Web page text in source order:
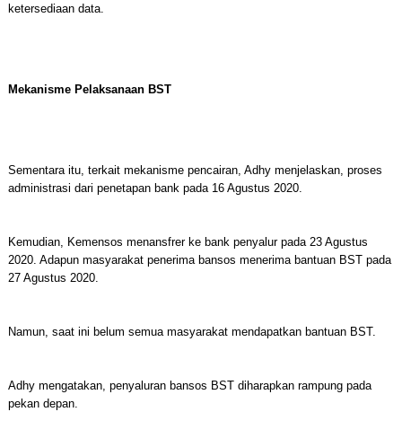
ketersediaan data.
Mekanisme Pelaksanaan BST
Sementara itu, terkait mekanisme pencairan, Adhy menjelaskan, proses
administrasi dari penetapan bank pada 16 Agustus 2020.
Kemudian, Kemensos menansfrer ke bank penyalur pada 23 Agustus
2020. Adapun masyarakat penerima bansos menerima bantuan BST pada
27 Agustus 2020.
Namun, saat ini belum semua masyarakat mendapatkan bantuan BST.
Adhy mengatakan, penyaluran bansos BST diharapkan rampung pada
pekan depan.